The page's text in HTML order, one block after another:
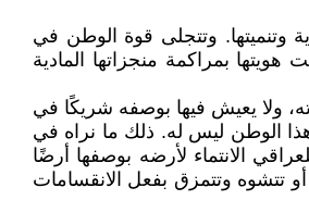
وتنميتها. وتتجلى قوة الوطن في
بمراكمة منجزاتها المادية
ولا يعيش فيها بوصفه شريكًا في
الوطن ليس له. ذلك ما نراه في
الانتماء لأرضه بوصفها أرضًا
تتشوه وتتمزق بفعل الانقسامات